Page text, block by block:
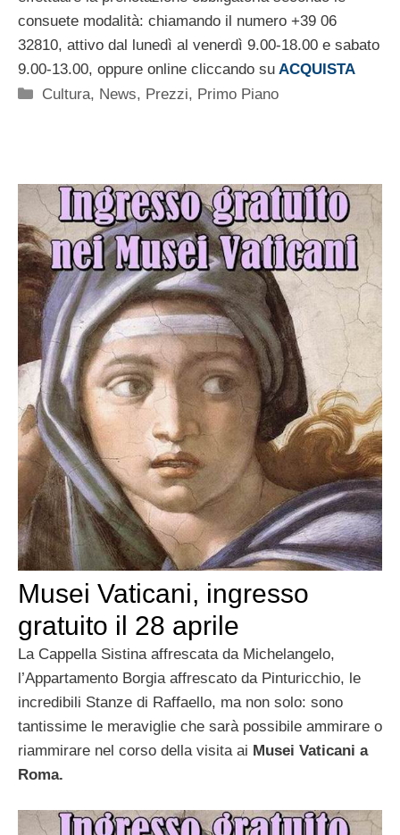
consuete modalità: chiamando il numero +39 06
32810, attivo dal lunedì al venerdì 9.00-18.00 e sabato
9.00-13.00, oppure online cliccando su ACQUISTA
Categorie
Cultura, News, Prezzi, Primo Piano
Musei Vaticani, ingresso
gratuito il 28 aprile
La Cappella Sistina affrescata da Michelangelo,
l’Appartamento Borgia affrescato da Pinturicchio, le
incredibili Stanze di Raffaello, ma non solo: sono
tantissime le meraviglie che sarà possibile ammirare o
riammirare nel corso della visita ai Musei Vaticani a
Roma.